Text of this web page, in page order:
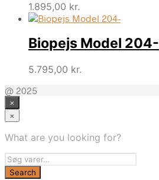
1.895,00 kr.
Biopejs Model 204-
5.795,00 kr.
@ 2025
×
×
What are you looking for?